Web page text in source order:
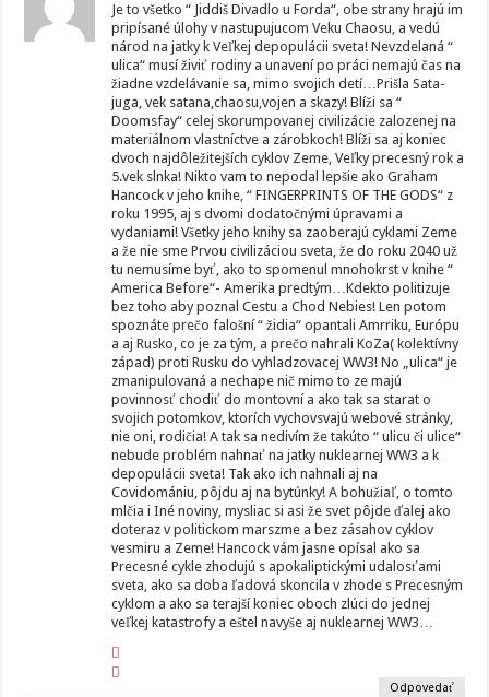
Je to všetko “ Jiddiš Divadlo u Forda“, obe strany hrajú im
pripísané úlohy v nastupujucom Veku Chaosu, a vedú
národ na jatky k Veľkej depopulácii sveta! Nevzdelaná “
ulica“ musí živiť rodiny a unavení po práci nemajú čas na
žiadne vzdelávanie sa, mimo svojich detí…Prišla Sata-
juga, vek satana,chaosu,vojen a skazy! Blíži sa “
Doomsfay“ celej skorumpovanej civilizácie zalozenej na
materiálnom vlastníctve a zárobkoch! Blíži sa aj koniec
dvoch najdôležitejších cyklov Zeme, Veľky precesný rok a
5.vek slnka! Nikto vam to nepodal lepšie ako Graham
Hancock v jeho knihe, “ FINGERPRINTS OF THE GODS“ z
roku 1995, aj s dvomi dodatočnými úpravami a
vydaniami! Všetky jeho knihy sa zaoberajú cyklami Zeme
a že nie sme Prvou civilizáciou sveta, že do roku 2040 už
tu nemusíme byť, ako to spomenul mnohokrst v knihe “
America Before“- Amerika predtým…Kdekto politizuje
bez toho aby poznal Cestu a Chod Nebies! Len potom
spoznáte prečo falošní “ židia“ opantali Amrriku, Európu
a aj Rusko, co je za tým, a prečo nahrali KoZa( kolektívny
západ) proti Rusku do vyhladzovacej WW3! No „ulica“ je
zmanipulovaná a nechape nič mimo to ze majú
povinnosť chodiť do montovní a ako tak sa starat o
svojich potomkov, ktorích vychovsvajú webové stránky,
nie oni, rodičia! A tak sa nedivím že takúto “ ulicu či ulice“
nebude problém nahnať na jatky nuklearnej WW3 a k
depopulácii sveta! Tak ako ich nahnali aj na
Covidomániu, pôjdu aj na bytúnky! A bohužiaľ, o tomto
mlčia i Iné noviny, mysliac si asi že svet pôjde ďalej ako
doteraz v politickom marszme a bez zásahov cyklov
vesmiru a Zeme! Hancock vám jasne opísal ako sa
Precesné cykle zhodujú s apokaliptickými udalosťami
sveta, ako sa doba ľadová skoncila v zhode s Precesným
cyklom a ako sa terajší koniec oboch zlúci do jednej
veľkej katastrofy a eštel navyše aj nuklearnej WW3…
Odpovedať